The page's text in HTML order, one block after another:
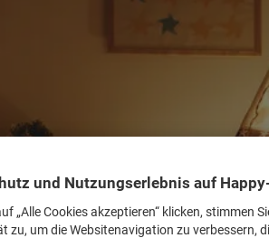
und Nutzungserlebnis auf
„Alle Cookies akzeptieren“ klicken, stimmen
zu, um die Websitenavigation zu verbessern,